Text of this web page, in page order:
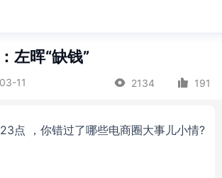
左晖“缺钱”
11 2134 191
点 ，你错过了哪些电商圈大事儿小情?